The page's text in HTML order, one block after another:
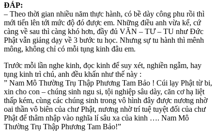
ĐÁP:
– Theo thời gian nhiều năm thực hành, có bề dày công phu rồi thì
mới tiến lên tới mức độ đó được em. Những điều anh vừa kể, cứ
càng về sau thì càng khó hơn, đầy đủ VĂN – TƯ – TU như Đức
Phật vẫn giảng dạy về 3 bước tu học. Nhưng sự tu hành thì mênh
mông, không chỉ có mỗi tụng kinh đâu em.
Trước mỗi lần nghe kinh, đọc kinh để suy xét, nghiền ngẫm, hay
tụng kinh trì chú, anh đều khấn như thế này :
” Nam Mô Thường Trụ Thập Phương Tam Bảo ! Cúi lạy Phật từ bi,
xin cho con – chúng sinh ngu si, tội nghiệp sâu dày, căn cơ hạ liệt
thấp kém, cùng các chúng sinh trong vô hình đây được nương nhờ
oai thần vô biên của chư Phật, nương nhờ trí tuệ tuyệt đối của chư
Phật để thâm nhập vào nghĩa lí sâu xa của kinh …. Nam Mô
Thường Trụ Thập Phương Tam Bảo!”